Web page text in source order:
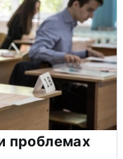
проблемах